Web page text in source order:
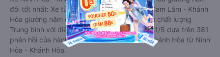
đôi tốt nhất: Xe từ Ninh Hòa - Khánh Hòa đi Cam Lâm - Khánh
Hòa giường nằm đôi được đánh giá chung có chất lượng
Trung bình với điểm đánh giá trung bình từ 3.1/5 dựa trên 381
phản hồi của hành khách Xe về Cam Lâm - Khánh Hòa từ Ninh
Hòa - Khánh Hòa.